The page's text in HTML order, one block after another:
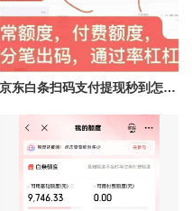
京东白条扫码支付提现秒到怎么操作?详细步骤指南